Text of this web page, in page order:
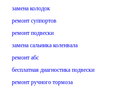
замена колодок
ремонт суппортов
ремонт подвески
замена сальника коленвала
ремонт абс
бесплатная диагностика подвески
ремонт ручного тормоза